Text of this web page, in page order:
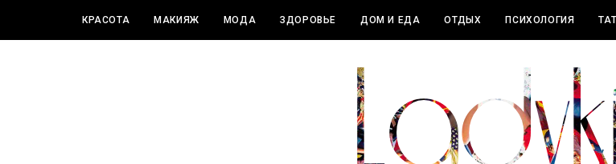
КРАСОТА МАКИЯЖ МОДА ЗДОРОВЬЕ ДОМ И ЕДА ОТДЫХ ПСИХОЛОГИЯ